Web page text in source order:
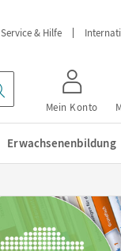
Service & Hilfe
Mein Konto
Erwachsenenbildung